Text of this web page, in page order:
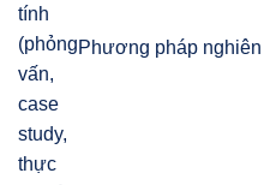
Phương pháp